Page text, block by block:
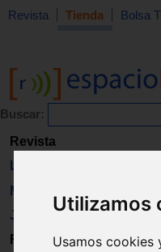
Utilizamos
Usamos cookies
Revista Tienda Bolsa
Buscar:
Revista
Libros
Material
Juguetes
Formación